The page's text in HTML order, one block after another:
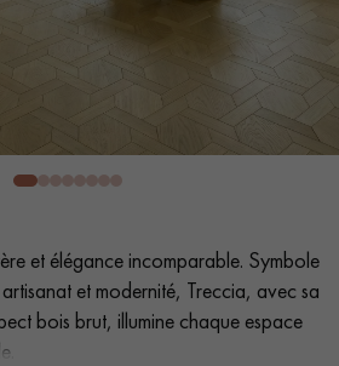
PARQUET EN CHÊNE
sont disponibles au
82 82 82
et élégance incomparable. Symbole
et modernité, Treccia, avec sa
bois brut, illumine chaque espace